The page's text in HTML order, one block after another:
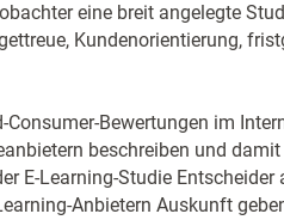
eine breit angelegte
Kundenorientierung,
Consumer-Bewertungen im
beschreiben und
E-Learning-Studie Entscheider
Anbietern Auskunft